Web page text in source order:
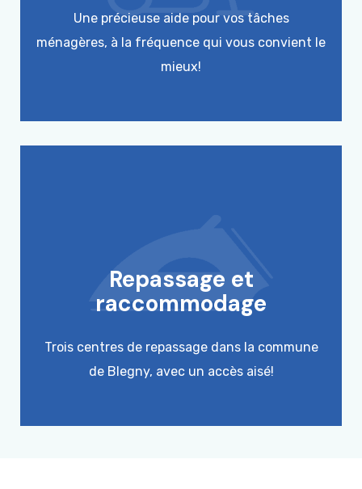
Une précieuse aide pour vos tâches
ménagères, à la fréquence qui vous convient le
mieux!
Repassage et
raccommodage
Trois centres de repassage dans la commune
de Blegny, avec un accès aisé!